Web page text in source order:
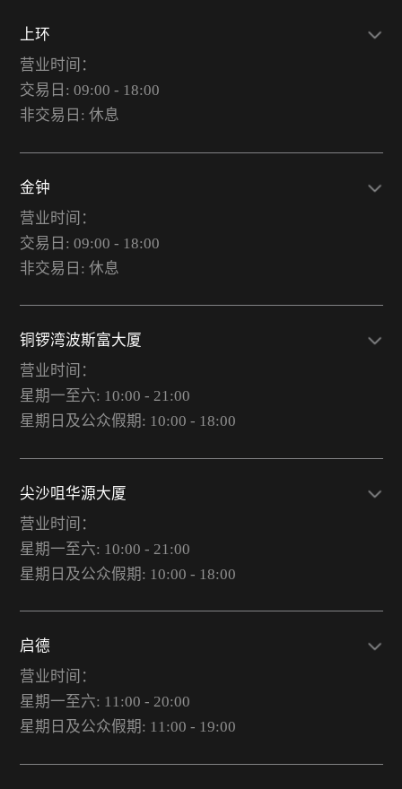
上环
营业时间：
交易日: 09:00 - 18:00
非交易日: 休息
金钟
营业时间：
交易日: 09:00 - 18:00
非交易日: 休息
铜锣湾波斯富大厦
营业时间：
星期一至六: 10:00 - 21:00
星期日及公众假期: 10:00 - 18:00
尖沙咀华源大厦
营业时间：
星期一至六: 10:00 - 21:00
星期日及公众假期: 10:00 - 18:00
启德
营业时间：
星期一至六: 11:00 - 20:00
星期日及公众假期: 11:00 - 19:00